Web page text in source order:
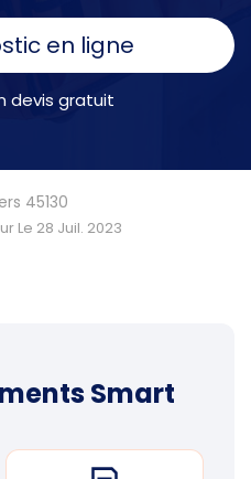
en ligne
devis gratuit
45130
Le 28 Juil. 2023
Smart